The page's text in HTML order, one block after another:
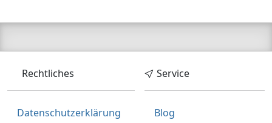
Rechtliches
Datenschutzerklärung
Service
Blog